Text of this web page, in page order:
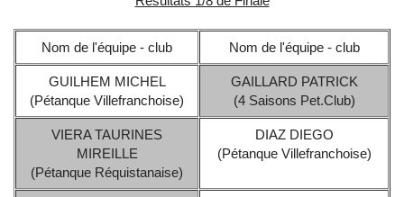
Nom de l'équipe - club Nom de l'équipe - club
GUILHEM MICHEL
(Pétanque Villefranchoise)
GAILLARD PATRICK
(4 Saisons Pet.Club)
VIERA TAURINES
MIREILLE
(Pétanque Réquistanaise)
DIAZ DIEGO
(Pétanque Villefranchoise)